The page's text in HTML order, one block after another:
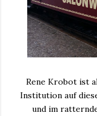
Rene Krobot ist
Institution auf
und im